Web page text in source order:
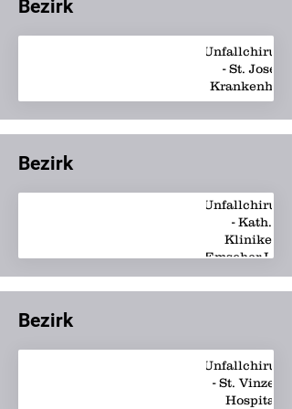
Bezirk
- St. Josef
Krankenhaus
Bezirk
- Kath.
Kliniken
Emscher-Lippe
Bezirk
- St. Vinzenz-
Hospital